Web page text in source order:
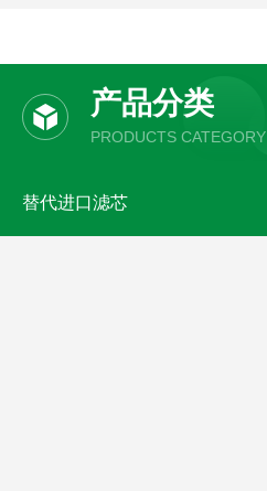
产品分类
PRODUCTS CATEGORY
替代进口滤芯